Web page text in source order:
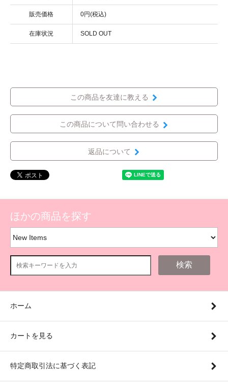
販売価格 0円(税込)
在庫状況 SOLD OUT
この商品を友達に教える
この商品について問い合わせる
返品について
ほかの商品を探す
検索
ホーム
カートを見る
特定商取引法に基づく表記